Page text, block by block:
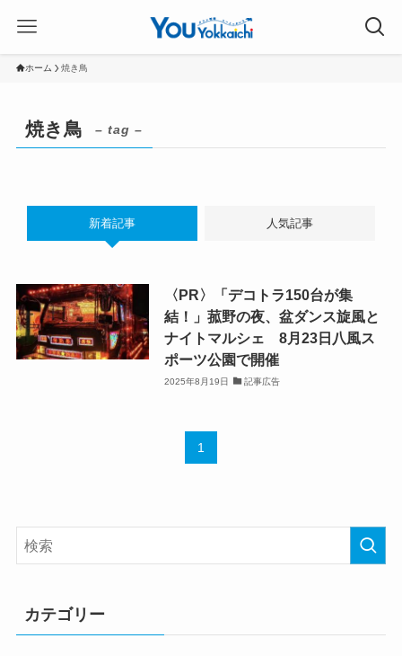
ホーム 焼き鳥
焼き鳥 – tag –
新着記事 人気記事
〈PR〉「デコトラ150台が集
結！」菰野の夜、盆ダンス旋風と
ナイトマルシェ 8月23日八風ス
ポーツ公園で開催
2025年8月19日 記事広告
1
カテゴリー